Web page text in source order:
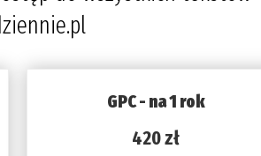
GPC - na 1 rok
420 zł